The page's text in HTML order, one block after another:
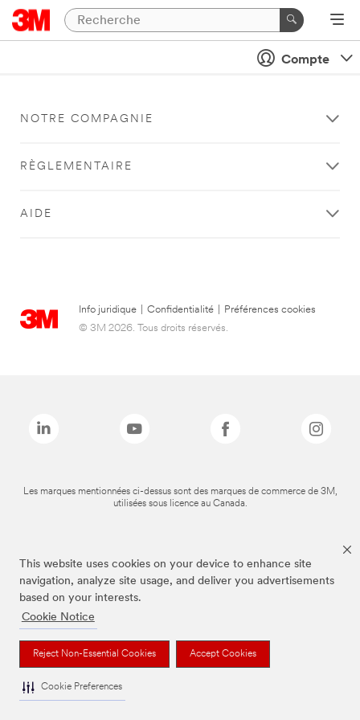
This website uses cookies on your device to enhance site
navigation, analyze site usage, and deliver you advertisements
based on your interests.
Cookie Notice
Reject Non-Essential Cookies Accept Cookies
Cookie Preferences
Compte
NOTRE COMPAGNIE
RÈGLEMENTAIRE
AIDE
Info juridique Confidentialité
Préférences cookies
© 3M 2026. Tous droits réservés.
Les marques mentionnées ci-dessus sont des marques de commerce de 3M,
utilisées sous licence au Canada.